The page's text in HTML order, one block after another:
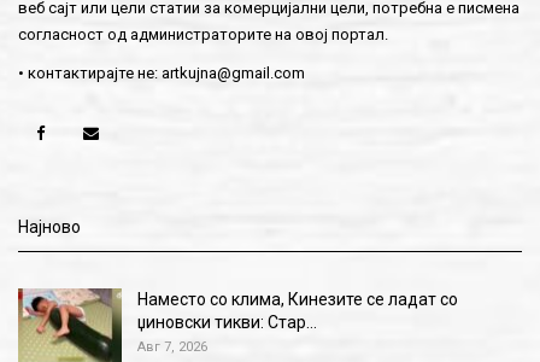
веб сајт или цели статии за комерцијални цели, потребна е писмена
согласност од администраторите на овој портал.
• контактирајте не: artkujna@gmail.com
Најново
Наместо со клима, Кинезите се ладат со
џиновски тикви: Стар…
Авг 7, 2026